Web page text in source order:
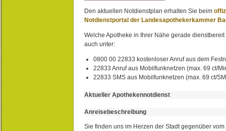
Den aktuellen Notdienstplan erhalten Sie beim
Notdienstportal der Landesapothekerkammer
Welche Apotheke in Ihrer Nähe gerade
auch unter:
0800 00 22833 kostenloser Anruf aus dem
22833 Anruf aus Mobilfunknetzen (max. 69 ct/
22833 SMS aus Mobilfunknetzen (max. 69 ct/
Aktueller Apothekennotdienst
Anreisebeschreibung
Sie finden uns im Herzen der Stadt gegenüber